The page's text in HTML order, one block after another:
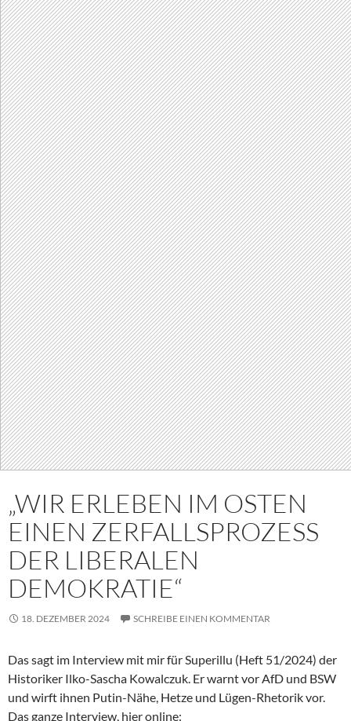
„WIR ERLEBEN IM OSTEN
EINEN ZERFALLSPROZESS
DER LIBERALEN
DEMOKRATIE“
18. DEZEMBER 2024 SCHREIBE EINEN KOMMENTAR
Das sagt im Interview mit mir für Superillu (Heft 51/2024) der
Historiker Ilko-Sascha Kowalczuk. Er warnt vor AfD und BSW
und wirft ihnen Putin-Nähe, Hetze und Lügen-Rhetorik vor.
Das ganze Interview, hier online: